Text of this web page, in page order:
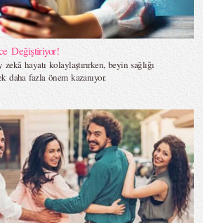
Değiştiriyor!
hayatı kolaylaştırırken, beyin sağlığı
daha fazla önem kazanıyor.